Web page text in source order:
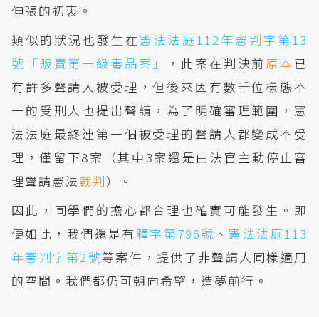
伸張的初衷。
類似的狀況也發生在 憲法法庭112年憲判字第13
號「販賣第一級毒品案」
，此案在判決前 原本 已
有許多聲請人被受理，但後來因有數千位樣態不
一的受刑人也提出聲請，為了明確審理範圍，憲
法法庭最終連第一個被受理的聲請人都變成不受
理，僅留下8案（其中3案還是由法官主動停止審
理聲請憲法裁判）。
因此，同學們的擔心都合理也確實可能發生。即
便如此，我們還是有 釋字第796號 、 憲法法庭113
年憲判字第2號等案件，提供了非聲請人同樣適用
的空間。我們都仍可朝向希望，造夢前行。